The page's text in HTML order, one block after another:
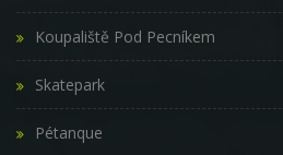
Koupaliště Pod Pecníkem
Skatepark
Pétanque